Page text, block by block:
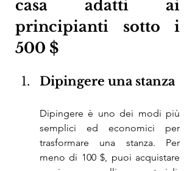
casa adatti ai
principianti sotto i
500 $
Dipingere una stanza
Dipingere è uno dei modi più
semplici ed economici per
trasformare una stanza. Per
meno di 100 $, puoi acquistare